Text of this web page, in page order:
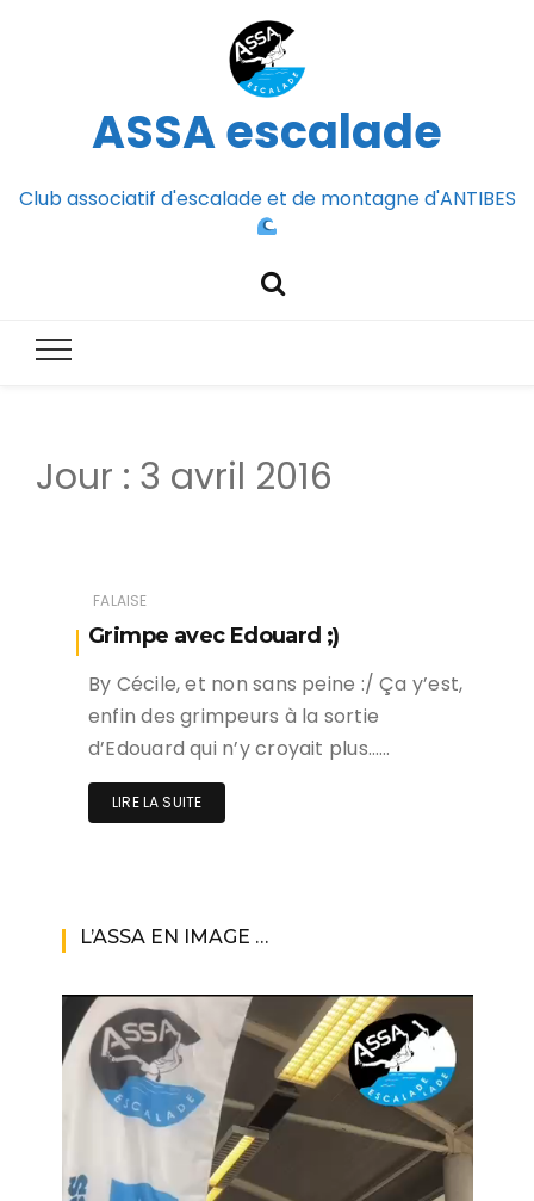
ASSA escalade
Club associatif d'escalade et de montagne d'ANTIBES
Jour : 3 avril 2016
FALAISE
Grimpe avec Edouard ;)
By Cécile, et non sans peine :/ Ça y’est,
enfin des grimpeurs à la sortie
d’Edouard qui n’y croyait plus……
LIRE LA SUITE
L’ASSA EN IMAGE …
Lecteur
vidéo